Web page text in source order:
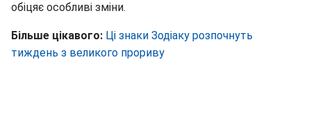
обіцяє особливі зміни.
Більше цікавого: Ці знаки Зодіаку розпочнуть
тиждень з великого прориву